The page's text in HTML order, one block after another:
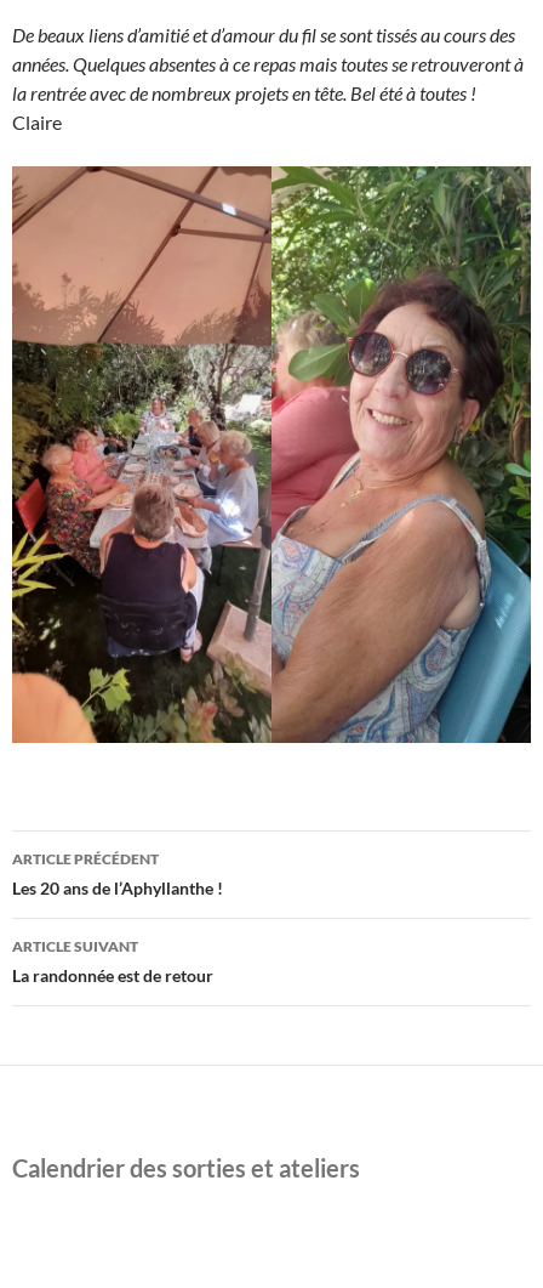
De beaux liens d’amitié et d’amour du fil se sont tissés au cours des
années. Quelques absentes à ce repas mais toutes se retrouveront à
la rentrée avec de nombreux projets en tête. Bel été à toutes !
Claire
Navigation
des
articles
ARTICLE PRÉCÉDENT
Les 20 ans de l’Aphyllanthe !
ARTICLE SUIVANT
La randonnée est de retour
Calendrier des sorties et ateliers